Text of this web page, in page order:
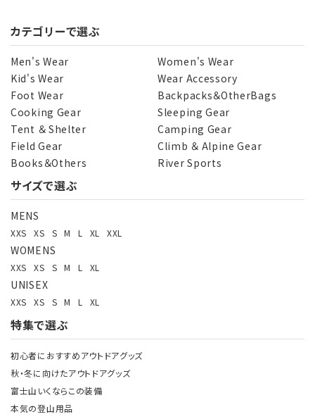
キーワード
カテゴリー
検索する
カテゴリーで選ぶ
Men's Wear
Women's Wear
Kid's Wear
Wear Accessory
Foot Wear
Backpacks＆OtherBags
Cooking Gear
Sleeping Gear
Tent ＆ Shelter
Camping Gear
Field Gear
Climb ＆ Alpine Gear
Books＆Others
River Sports
サイズで選ぶ
MENS
XXS XS S M L XL XXL
WOMENS
XXS XS S M L XL
UNISEX
XXS XS S M L XL
特集で選ぶ
初心者におすすめアウトドアグッズ
秋・冬に向けたアウトドアグッズ
富士山いくならこの装備
本気の登山用品